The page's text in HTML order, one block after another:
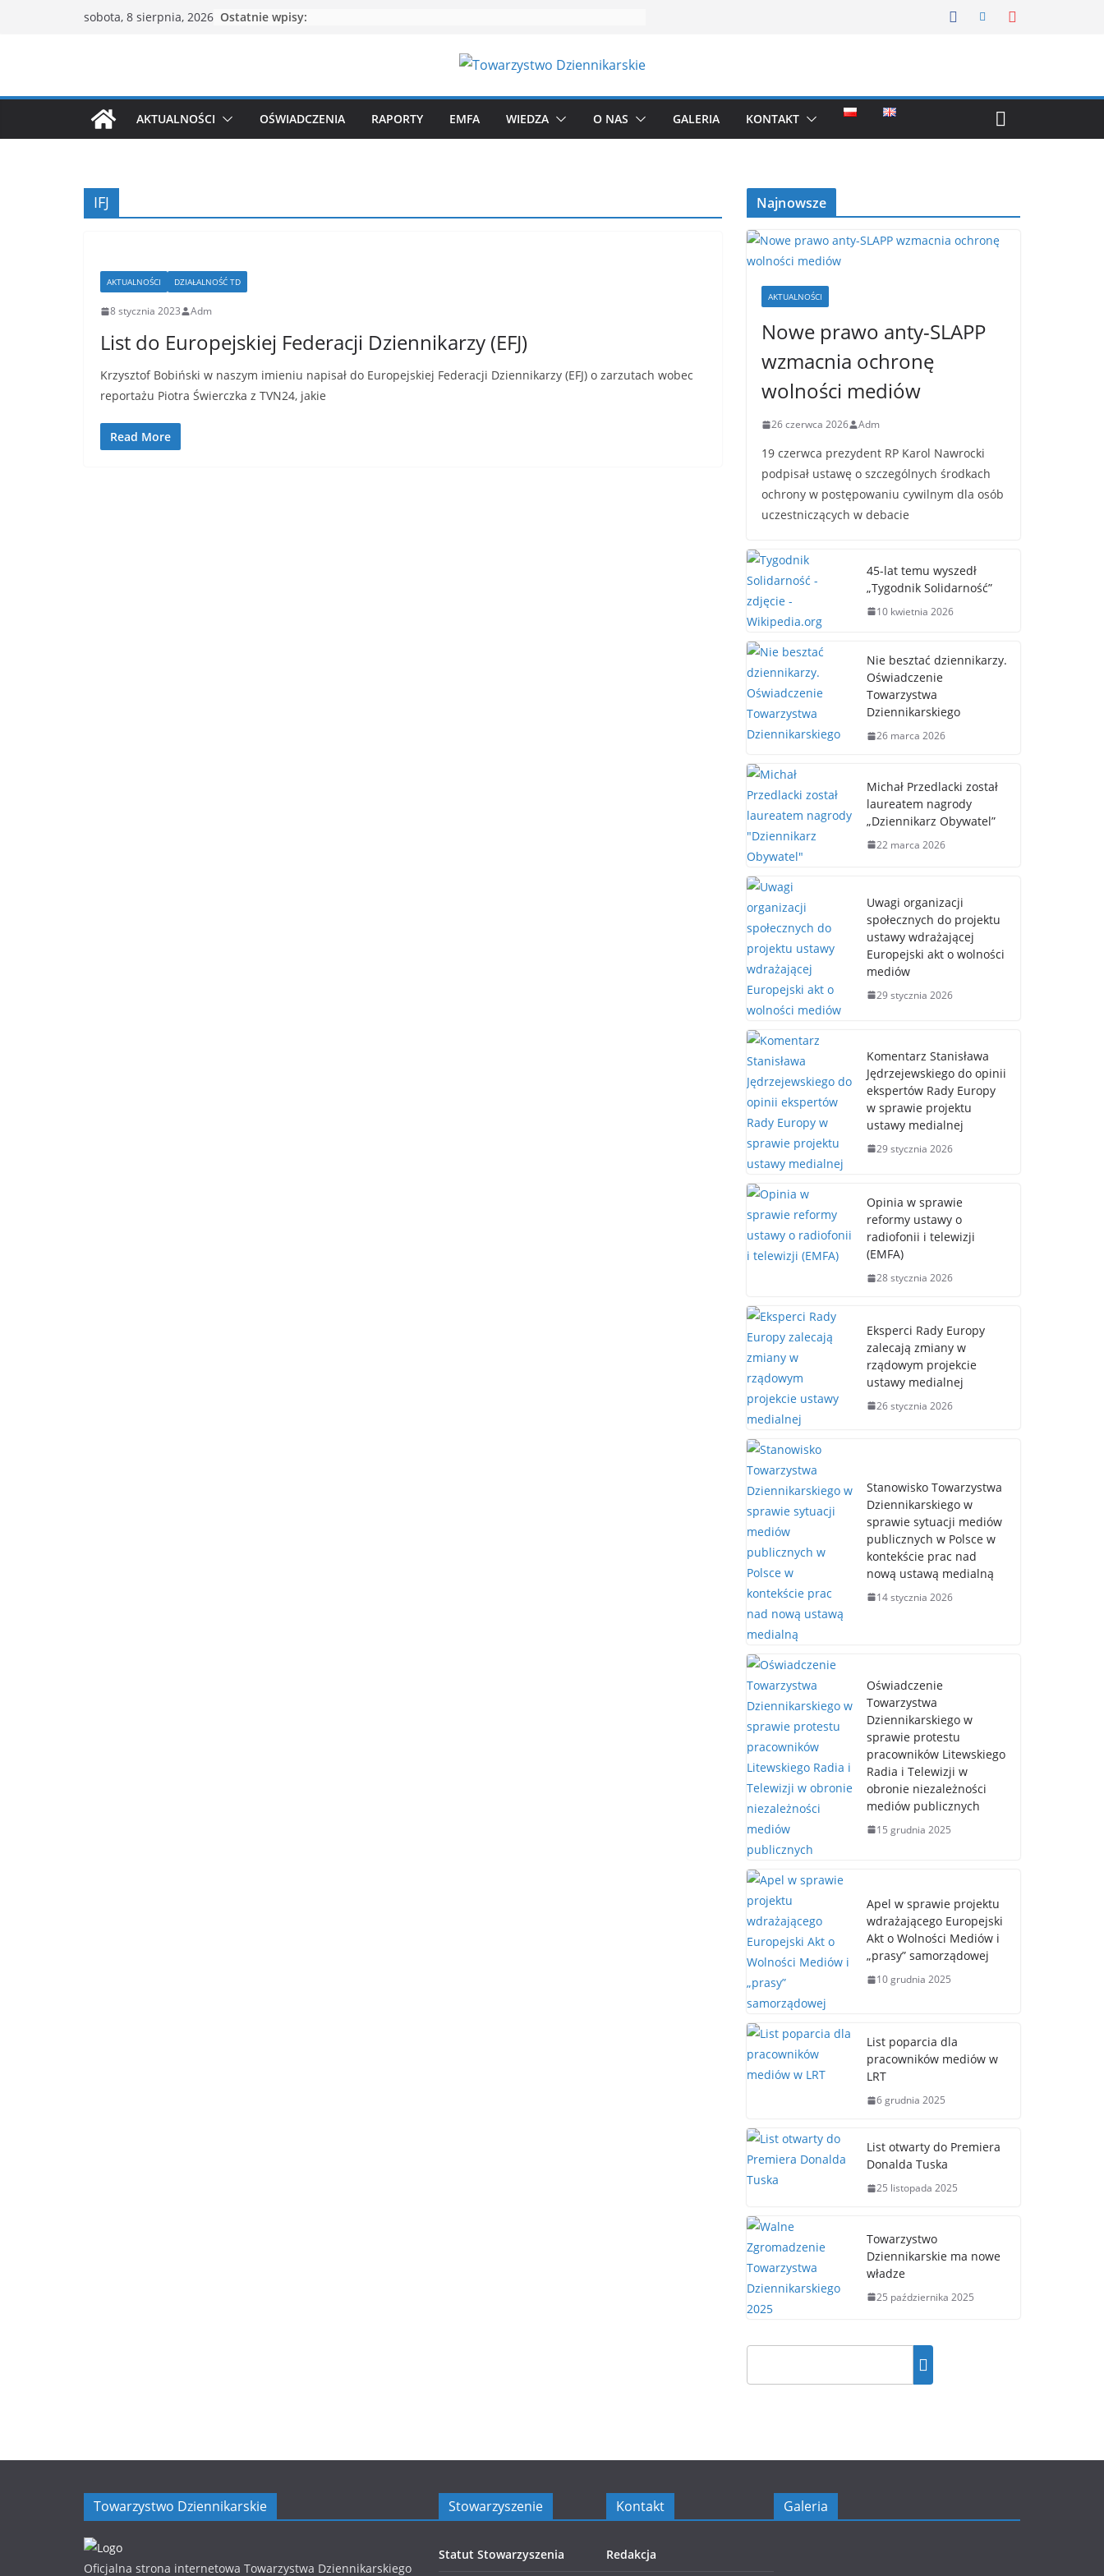
sobota, 8 sierpnia, 2026 Ostatnie wpisy:
AKTUALNOŚCI OŚWIADCZENIA RAPORTY EMFA WIEDZA O NAS GALERIA KONTAKT
IFJ
AKTUALNOŚCI DZIAŁALNOŚĆ TD
8 stycznia 2023 Adm
List do Europejskiej Federacji Dziennikarzy (EFJ)
Krzysztof Bobiński w naszym imieniu napisał do Europejskiej Federacji Dziennikarzy (EFJ) o zarzutach wobec
reportażu Piotra Świerczka z TVN24, jakie
Read More
Najnowsze
AKTUALNOŚCI
Nowe prawo anty-SLAPP
wzmacnia ochronę
wolności mediów
26 czerwca 2026 Adm
19 czerwca prezydent RP Karol Nawrocki
podpisał ustawę o szczególnych środkach
ochrony w postępowaniu cywilnym dla osób
uczestniczących w debacie
45-lat temu wyszedł
„Tygodnik Solidarność”
10 kwietnia 2026
Nie besztać dziennikarzy.
Oświadczenie
Towarzystwa
Dziennikarskiego
26 marca 2026
Michał Przedlacki został
laureatem nagrody
„Dziennikarz Obywatel”
22 marca 2026
Uwagi organizacji
społecznych do projektu
ustawy wdrażającej
Europejski akt o wolności
mediów
29 stycznia 2026
Komentarz Stanisława
Jędrzejewskiego do opinii
ekspertów Rady Europy
w sprawie projektu
ustawy medialnej
29 stycznia 2026
Opinia w sprawie
reformy ustawy o
radiofonii i telewizji
(EMFA)
28 stycznia 2026
Eksperci Rady Europy
zalecają zmiany w
rządowym projekcie
ustawy medialnej
26 stycznia 2026
Stanowisko Towarzystwa
Dziennikarskiego w
sprawie sytuacji mediów
publicznych w Polsce w
kontekście prac nad
nową ustawą medialną
14 stycznia 2026
Oświadczenie
Towarzystwa
Dziennikarskiego w
sprawie protestu
pracowników Litewskiego
Radia i Telewizji w
obronie niezależności
mediów publicznych
15 grudnia 2025
Apel w sprawie projektu
wdrażającego Europejski
Akt o Wolności Mediów i
„prasy” samorządowej
10 grudnia 2025
List poparcia dla
pracowników mediów w
LRT
6 grudnia 2025
List otwarty do Premiera
Donalda Tuska
25 listopada 2025
Towarzystwo
Dziennikarskie ma nowe
władze
25 października 2025
Towarzystwo Dziennikarskie
Oficjalna strona internetowa Towarzystwa Dziennikarskiego
Stowarzyszenie
Statut Stowarzyszenia
Kontakt
Redakcja
Galeria